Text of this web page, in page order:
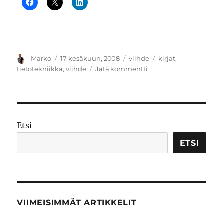
Kirjoittaja
Marko Julkaistu
17 kesäkuun, 2008 Kategoriat
viihde Avainsanat
kirjat,
tietotekniikka,viihde Jätä kommentti
Etsi
ETSI
VIIMEISIMMÄT ARTIKKELIT